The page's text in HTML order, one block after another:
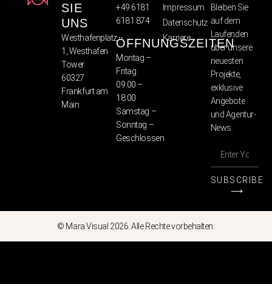
SIE
UNS
Westhafenplatz
1, Westhafen
Tower
60327
Frankfurt am
Main
+49 6181
6181 874
ÖFFNUNGSZEITEN
Montag –
Fritag
09:00 –
18:00
Samstag –
Sonntag –
Geschlossen
Impressum
Datenschutz
Karriere
Bleiben Sie
auf dem
Laufenden
über unsere
neuesten
Projekte,
exklusive
Angebote
und Agentur-
News.
SUBSCRIBE
⟶
© Mara Visual 2026. Alle Rechte vorbehalten.